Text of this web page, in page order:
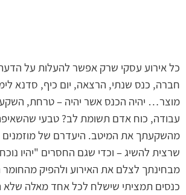
כל אירוע עסקי שרק אפשר להעלות על
חברה, כנס שנתי, הרצאה, יום כיף, סדנא
מוצר… יהיה הכנס אשר יהיה – טרחת,
עבודה, כוח אדם תשומת לב? טבעי
מהשקעתך את המיטב. היעדרם של מוזמנים
שרצית להשיג – וכדי שגם החסרים "יהיו
מבחינתך לצלם את האירוע ולהפיק מהחומר
כנסים תמציתי שישלח לכל אחד מאלה שלא